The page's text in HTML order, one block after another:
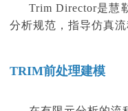
Trim Director是慧
分析规范，指导仿真
TRIM前处理建模